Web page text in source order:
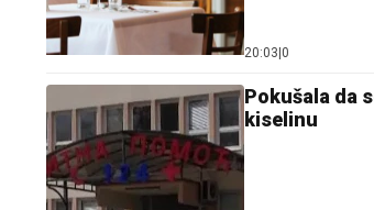
20:03 0
Pokušala da
kiselinu